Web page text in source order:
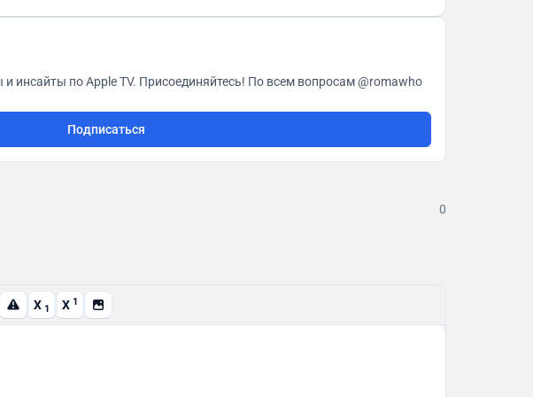
Все главные новости, обзоры и инсайты по Apple TV. Присоединяйтесь! По всем вопросам @romawho
Подписаться
0
X 1 X 1